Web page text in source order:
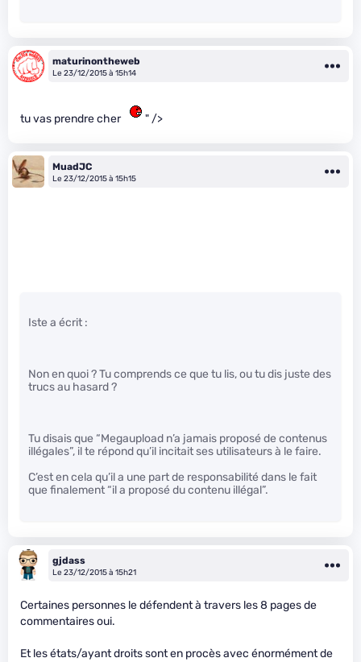
maturinontheweb
Le 23/12/2015 à 15h14
tu vas prendre cher " />
MuadJC
Le 23/12/2015 à 15h15
Iste a écrit :
Non en quoi ? Tu comprends ce que tu lis, ou tu dis juste des
trucs au hasard ?
Tu disais que “Megaupload n’a jamais proposé de contenus
illégales”, il te répond qu’il incitait ses utilisateurs à le faire.
C’est en cela qu’il a une part de responsabilité dans le fait
que finalement “il a proposé du contenu illégal”.
gjdass
Le 23/12/2015 à 15h21
Certaines personnes le défendent à travers les 8 pages de
commentaires oui.
Et les états/ayant droits sont en procès avec énormément de